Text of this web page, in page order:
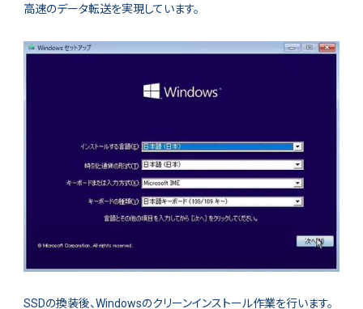
高速のデータ転送を実現しています。
SSDの換装後、Windowsのクリーンインストール作業を行います。